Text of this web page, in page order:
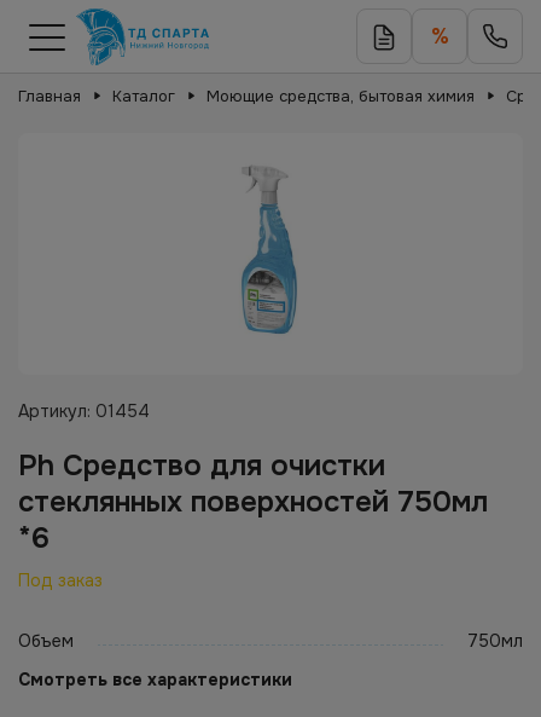
%
Главная Каталог Моющие средства, бытовая химия
Артикул: 01454
Ph Средство для очистки
стеклянных поверхностей 750мл
*6
Под заказ
Объем
750мл
Смотреть все характеристики